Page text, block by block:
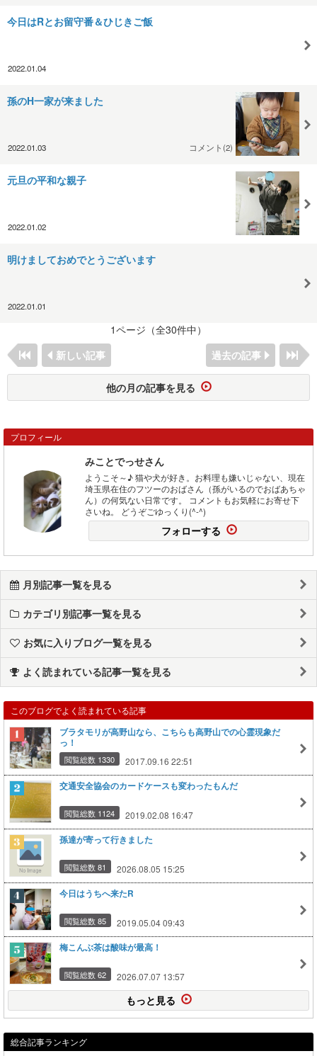
今日はRとお留守番＆ひじきご飯
2022.01.04
孫のH一家が来ました
2022.01.03 コメント(2)
元旦の平和な親子
2022.01.02
明けましておめでとうございます
2022.01.01
1ページ（全30件中）
新しい記事
過去の記事
他の月の記事を見る
プロフィール
みことでっせさん
ようこそ～♪ 猫や犬が好き。お料理も嫌いじゃない、現在
埼玉県在住のフツーのおばさん（孫がいるのでおばあちゃ
ん）の何気ない日常です。 コメントもお気軽にお寄せ下
さいね。 どうぞごゆっくり(^-^)
フォローする
月別記事一覧を見る
カテゴリ別記事一覧を見る
お気に入りブログ一覧を見る
よく読まれている記事一覧を見る
このブログでよく読まれている記事
ブラタモリが高野山なら、こちらも高野山での心霊現象だ
っ！
閲覧総数 1330 2017.09.16 22:51
交通安全協会のカードケースも変わったもんだ
閲覧総数 1124 2019.02.08 16:47
孫達が寄って行きました
閲覧総数 81 2026.08.05 15:25
今日はうちへ来たR
閲覧総数 85 2019.05.04 09:43
梅こんぶ茶は酸味が最高！
閲覧総数 62 2026.07.07 13:57
もっと見る
総合記事ランキング